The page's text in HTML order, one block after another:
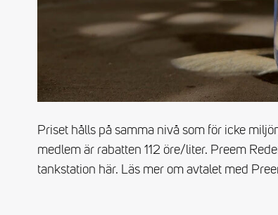
Priset hålls på samma nivå som för icke
medlem är rabatten 112 öre/liter. Preem
tankstation här. Läs mer om avtalet med